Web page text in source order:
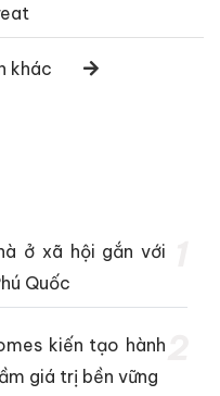
khác
ở xã hội gắn với
Quốc
kiến tạo hành
giá trị bền vững